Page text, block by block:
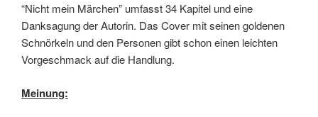
“Nicht mein Märchen” umfasst 34 Kapitel und eine
Danksagung der Autorin. Das Cover mit seinen goldenen
Schnörkeln und den Personen gibt schon einen leichten
Vorgeschmack auf die Handlung.
Meinung: